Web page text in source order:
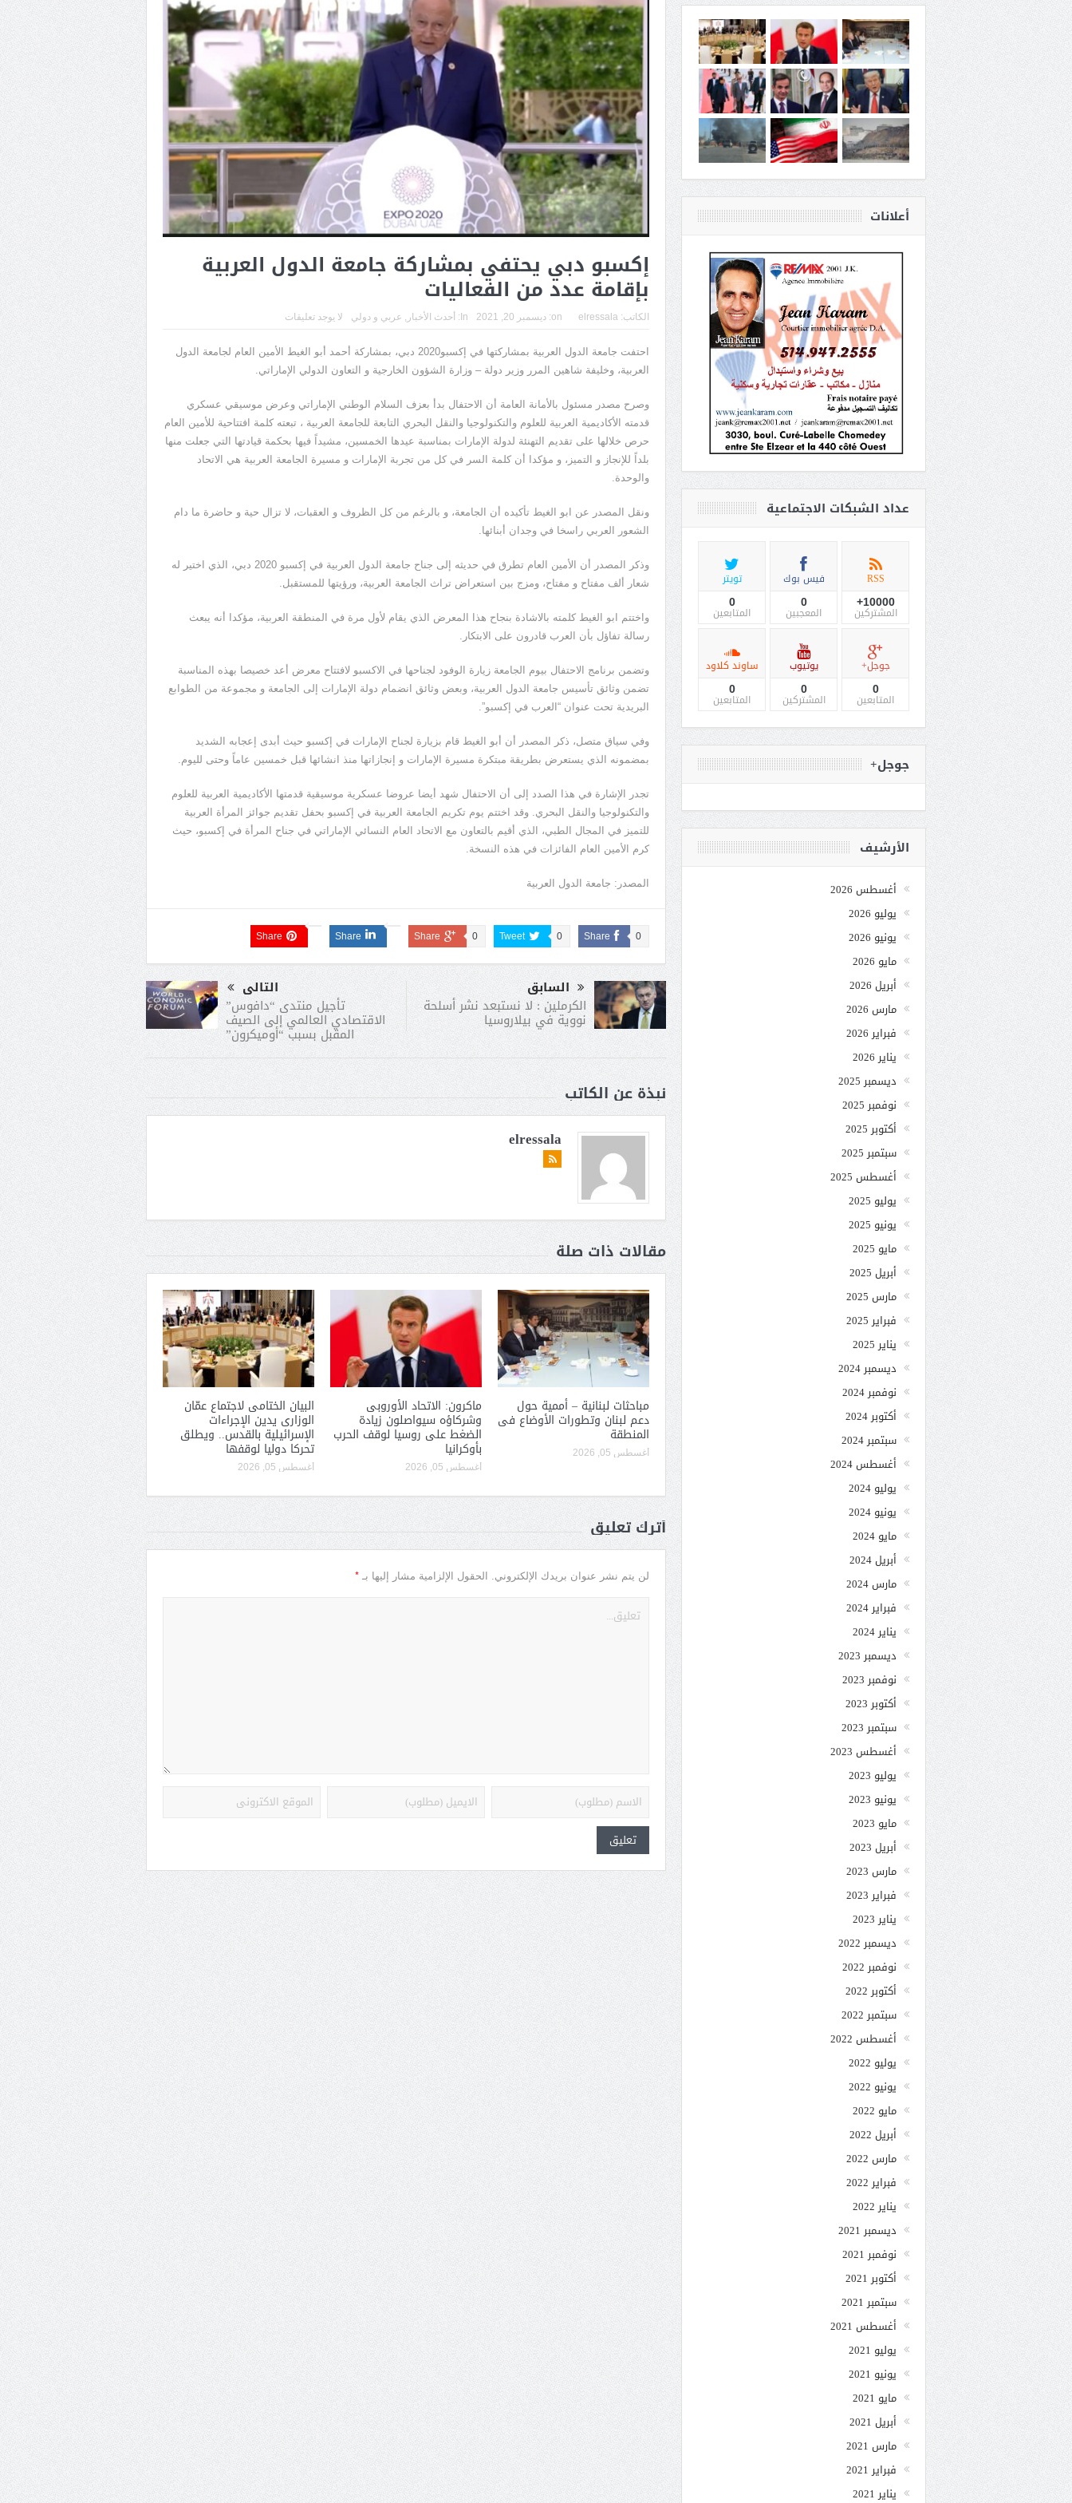
إكسبو دبي يحتفي بمشاركة جامعة الدول العربية
بإقامة عدد من الفعاليات
الكاتب: elressala
on: ديسمبر 20, 2021 In: أحدث الأخبار عربي و دولي لا يوجد تعليقات
احتفت جامعة الدول العربية بمشاركتها في إكسبو2020 دبي، بمشاركة أحمد أبو الغيط الأمين العام لجامعة الدول
العربية، وخليفة شاهين المرر وزير دولة – وزارة الشؤون الخارجية و التعاون الدولي الإماراتي.
وصرح مصدر مسئول بالأمانة العامة أن الاحتفال بدأ بعزف السلام الوطني الإماراتي وعرض موسيقي عسكري
قدمته الأكاديمية العربية للعلوم والتكنولوجيا والنقل البحري التابعة للجامعة العربية ، تبعته كلمة افتتاحية للأمين العام
حرص خلالها على تقديم التهنئة لدولة الإمارات بمناسبة عيدها الخمسين، مشيداً فيها بحكمة قيادتها التي جعلت منها
بلداً للإنجاز و التميز، و مؤكدا أن كلمة السر في كل من تجربة الإمارات و مسيرة الجامعة العربية هي الاتحاد
والوحدة.
ونقل المصدر عن ابو الغيط تأكيده أن الجامعة، و بالرغم من كل الظروف و العقبات، لا تزال حية و حاضرة ما دام
الشعور العربي راسخا في وجدان أبنائها.
وذكر المصدر أن الأمين العام تطرق في حديثه إلى جناح جامعة الدول العربية في إكسبو 2020 دبي، الذي اختير له
شعار ألف مفتاح و مفتاح، ومزج بين استعراض تراث الجامعة العربية، ورؤيتها للمستقبل.
واختتم ابو الغيط كلمته بالاشادة بنجاح هذا المعرض الذي يقام لأول مرة في المنطقة العربية، مؤكدا أنه يبعث
رسالة تفاؤل بأن العرب قادرون على الابتكار.
وتضمن برنامج الاحتفال بيوم الجامعة زيارة الوفود لجناحها في الاكسبو لافتتاح معرض أعد خصيصا بهذه المناسبة
تضمن وثائق تأسيس جامعة الدول العربية، وبعض وثائق انضمام دولة الإمارات إلى الجامعة و مجموعة من الطوابع
البريدية تحت عنوان “العرب في إكسبو”.
وفي سياق متصل، ذكر المصدر أن أبو الغيط قام بزيارة لجناح الإمارات في إكسبو حيث أبدى إعجابه الشديد
بمضمونه الذي يستعرض بطريقة مبتكرة مسيرة الإمارات و إنجازاتها منذ انشائها قبل خمسين عاماً وحتى لليوم.
تجدر الإشارة في هذا الصدد إلى أن الاحتفال شهد أيضا عروضا عسكرية موسيقية قدمتها الأكاديمية العربية للعلوم
والتكنولوجيا والنقل البحري. وقد اختتم يوم تكريم الجامعة العربية في إكسبو بحفل تقديم جوائز المرأة العربية
للتميز في المجال الطبي، الذي أقيم بالتعاون مع الاتحاد العام النسائي الإماراتي في جناح المرأة في إكسبو، حيث
كرم الأمين العام الفائزات في هذه النسخة.
المصدر: جامعة الدول العربية
Share 0
Tweet 0
Share 0
Share
Share
السابق
الكرملين : لا نستبعد نشر أسلحة
نووية في بيلاروسيا
التالى
تأجيل منتدى “دافوس”
الاقتصادي العالمي إلى الصيف
المقبل بسبب “أوميكرون”
نبذة عن الكاتب
elressala
مقالات ذات صلة
مباحثات لبنانية – أممية حول
دعم لبنان وتطورات الأوضاع فى
المنطقة
أغسطس 05, 2026
ماكرون: الاتحاد الأوروبى
وشركاؤه سيواصلون زيادة
الضغط على روسيا لوقف الحرب
بأوكرانيا
أغسطس 05, 2026
البيان الختامى لاجتماع عمّان
الوزارى يدين الإجراءات
الإسرائيلية بالقدس.. ويطلق
تحركا دوليا لوقفها
أغسطس 05, 2026
أترك تعليق
لن يتم نشر عنوان بريدك الإلكتروني. الحقول الإلزامية مشار إليها بـ *
أعلانات
عداد الشبكات الاجتماعية
RSS
10000+
المشتركين
فيس بوك
0
المعجبين
تويتر
0
المتابعين
جوجل+
0
المتابعين
يوتيوب
0
المشتركين
ساوند كلاود
0
المتابعين
جوجل+
الأرشيف
أغسطس 2026
يوليو 2026
يونيو 2026
مايو 2026
أبريل 2026
مارس 2026
فبراير 2026
يناير 2026
ديسمبر 2025
نوفمبر 2025
أكتوبر 2025
سبتمبر 2025
أغسطس 2025
يوليو 2025
يونيو 2025
مايو 2025
أبريل 2025
مارس 2025
فبراير 2025
يناير 2025
ديسمبر 2024
نوفمبر 2024
أكتوبر 2024
سبتمبر 2024
أغسطس 2024
يوليو 2024
يونيو 2024
مايو 2024
أبريل 2024
مارس 2024
فبراير 2024
يناير 2024
ديسمبر 2023
نوفمبر 2023
أكتوبر 2023
سبتمبر 2023
أغسطس 2023
يوليو 2023
يونيو 2023
مايو 2023
أبريل 2023
مارس 2023
فبراير 2023
يناير 2023
ديسمبر 2022
نوفمبر 2022
أكتوبر 2022
سبتمبر 2022
أغسطس 2022
يوليو 2022
يونيو 2022
مايو 2022
أبريل 2022
مارس 2022
فبراير 2022
يناير 2022
ديسمبر 2021
نوفمبر 2021
أكتوبر 2021
سبتمبر 2021
أغسطس 2021
يوليو 2021
يونيو 2021
مايو 2021
أبريل 2021
مارس 2021
فبراير 2021
يناير 2021